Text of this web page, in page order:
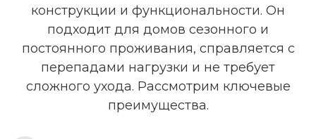
конструкции и функциональности. Он
подходит для домов сезонного и
постоянного проживания, справляется с
перепадами нагрузки и не требует
сложного ухода. Рассмотрим ключевые
преимущества.